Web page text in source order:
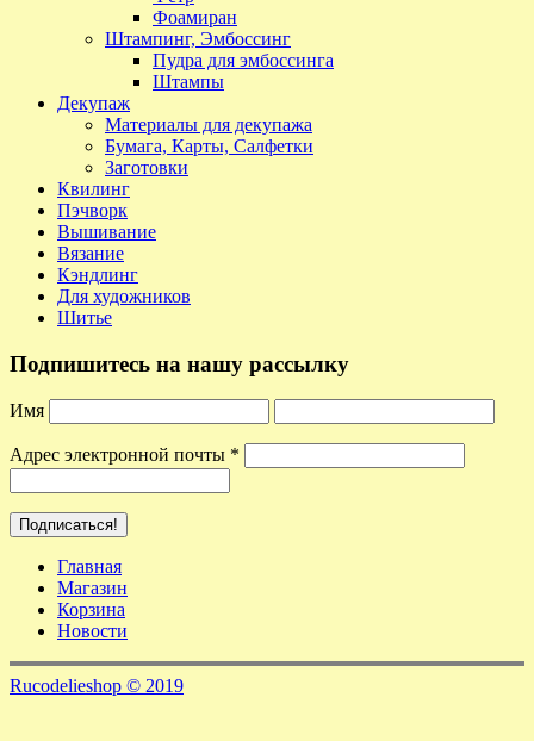
Фоамиран
Штампинг, Эмбоссинг
Пудра для эмбоссинга
Штампы
Декупаж
Материалы для декупажа
Бумага, Карты, Салфетки
Заготовки
Квилинг
Пэчворк
Вышивание
Вязание
Кэндлинг
Для художников
Шитье
Подпишитесь на нашу рассылку
Имя
Адрес электронной почты *
Главная
Магазин
Корзина
Новости
Rucodelieshop © 2019